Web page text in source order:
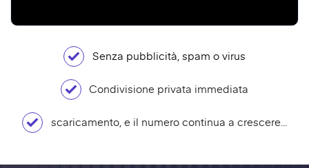
Senza pubblicità, spam o virus
Condivisione privata immediata
scaricamento, e il numero continua a crescere...